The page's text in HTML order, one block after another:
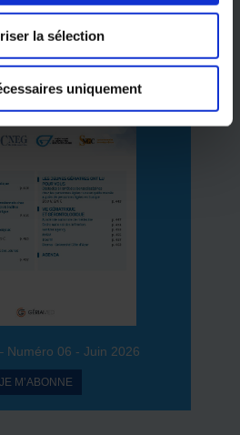
la sélection
uniquement
Numéro 06 - Juin 2026
JE M’ABONNE